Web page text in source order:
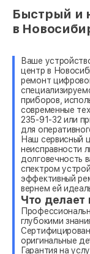
Быстрый и
в
Ваше
центр в
ремонт
приборов,
современные
235-91-32 или
для
Наш сервисный
неисправности
долговечность
спектром
эффективный
вернем ей
Что
глубокими
оригинальные
Гарантия на